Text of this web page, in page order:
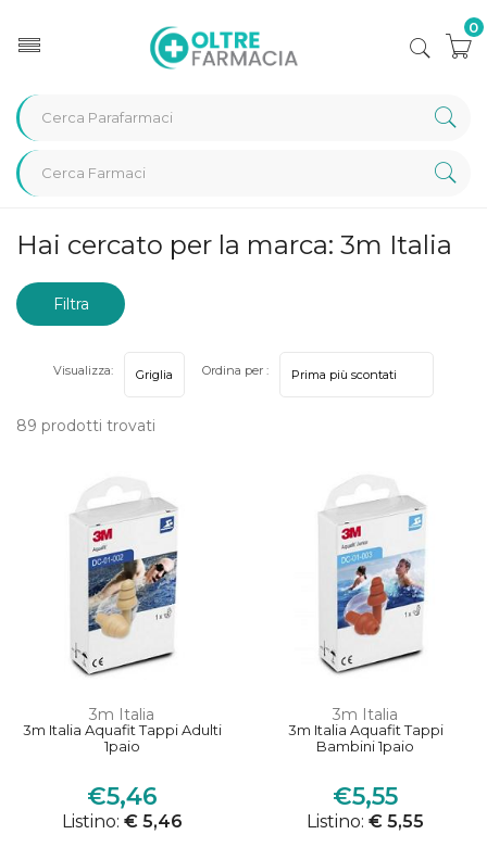
0
Home Marche parafarmaci 3m Italia
Hai cercato per la marca: 3m Italia
Filtra
89 prodotti trovati
Visualizza: Ordina per :
3m Italia
3m Italia Aquafit Tappi Adulti
1paio
€5,46
Listino: € 5,46
3m Italia
3m Italia Aquafit Tappi
Bambini 1paio
€5,55
Listino: € 5,55